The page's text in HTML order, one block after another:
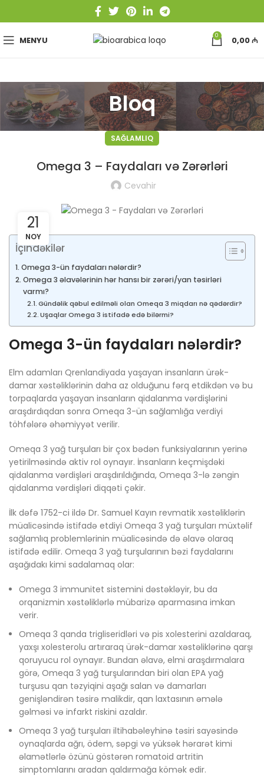
MENYU 0 0,00₼
Bloq
SAĞLAMLIQ
Omega 3 – Faydaları və Zərərləri
Cevahir
21
NOY
İçindəkilər
Omega 3-ün faydaları nələrdir?
Omega 3 əlavələrinin hər hansı bir zərəri/yan təsirləri
varmı?
Gündəlik qəbul edilməli olan Omeqa 3 miqdarı nə qədərdir?
Uşaqlar Omega 3 istifadə edə bilərmi?
Omega 3-ün faydaları nələrdir?
Elm adamları Qrenlandiyada yaşayan insanların ürək-
damar xəstəliklərinin daha az olduğunu fərq etdikdən və bu
torpaqlarda yaşayan insanların qidalanma vərdişlərini
araşdırdıqdan sonra Omeqa 3-ün sağlamlığa verdiyi
töhfələrə əhəmiyyət verilir.
Omeqa 3 yağ turşuları bir çox bədən funksiyalarının yerinə
yetirilməsində aktiv rol oynayır. İnsanların keçmişdəki
qidalanma vərdişləri araşdırıldığında, Omeqa 3-lə zəngin
qidalanma vərdişləri diqqəti çəkir.
İlk dəfə 1752-ci ildə Dr. Samuel Kayın revmatik xəstəliklərin
müalicəsində istifadə etdiyi Omeqa 3 yağ turşuları müxtəlif
sağlamlıq problemlərinin müalicəsində də əlavə olaraq
istifadə edilir. Omeqa 3 yağ turşularının bəzi faydalarını
aşağıdakı kimi sadalamaq olar:
Omega 3 immunitet sistemini dəstəkləyir, bu da
orqanizmin xəstəliklərlə mübarizə aparmasına imkan
verir.
Omeqa 3 qanda trigliseridləri və pis xolesterini azaldaraq,
yaxşı xolesterolu artıraraq ürək-damar xəstəliklərinə qarşı
qoruyucu rol oynayır. Bundan əlavə, elmi araşdırmalara
görə, Omeqa 3 yağ turşularından biri olan EPA yağ
turşusu qan təzyiqini aşağı salan və damarları
genişləndirən təsirə malikdir, qan laxtasının əmələ
gəlməsi və infarkt riskini azaldır.
Omeqa 3 yağ turşuları iltihabəleyhinə təsiri sayəsində
oynaqlarda ağrı, ödem, səpgi və yüksək hərarət kimi
əlamətlərlə özünü göstərən romatoid artritin
simptomlarını aradan qaldırmağa kömək edir.